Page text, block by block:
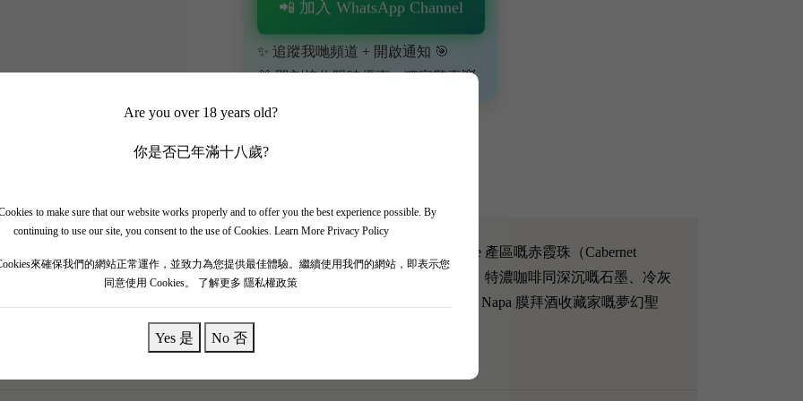
Are you over 18 years old?
你是否已年滿十八歲?
to make sure that our website works properly and to offer you the best experience possible. By
continuing to use our site, you consent to the use of Cookies. Learn More Privacy Policy
來確保我們的網站正常運作，並致力為您提供最佳體驗。繼續使用我們的網站，即表示您
同意使用 Cookies。 了解更多 隱私權政策
Yes 是 No 否
📲 加入 WhatsApp Channel
✨ 追蹤我哋頻道 + 開啟通知 🎯
🎁 即刻接收限時優惠、獨家驚喜💥
，由前嘯鷹莊（Screaming Eagle）釀酒師親自操刀！ 呢支來自 Coombsville 產區嘅赤霞珠（Cabernet
致純淨與力量。 酒液深邃不透光，散發出極度濃郁嘅黑加侖子、黑朱古力、特濃咖啡同深沉嘅石墨、冷灰
廈，單寧緊緻但極致幼滑熟透，餘韻長達數分鐘，震撼靈魂。 呢支絕對係 Napa 膜拜酒收藏家嘅夢幻聖